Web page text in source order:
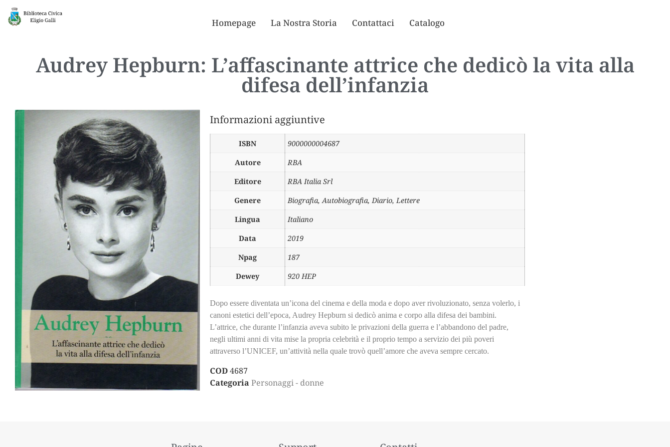
Homepage La Nostra Storia Contattaci Catalogo
Audrey Hepburn: L’affascinante attrice che dedicò la vita alla
difesa dell’infanzia
Informazioni aggiuntive
ISBN
9000000004687
Autore
RBA
Editore
RBA Italia Srl
Genere
Biografia, Autobiografia, Diario, Lettere
Lingua
Italiano
Data
2019
Npag
187
Dewey
920 HEP
Dopo essere diventata un’icona del cinema e della moda e dopo aver rivoluzionato, senza volerlo, i
canoni estetici dell’epoca, Audrey Hepburn si dedicò anima e corpo alla difesa dei bambini.
L’attrice, che durante l’infanzia aveva subito le privazioni della guerra e l’abbandono del padre,
negli ultimi anni di vita mise la propria celebrità e il proprio tempo a servizio dei più poveri
attraverso l’UNICEF, un’attività nella quale trovò quell’amore che aveva sempre cercato.
COD4687
Categoria Personaggi - donne